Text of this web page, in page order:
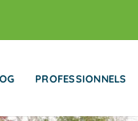
PROFESSIONNELS